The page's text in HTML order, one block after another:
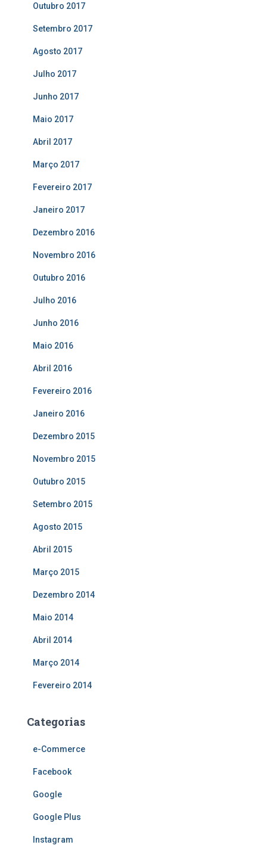
Outubro 2017
Setembro 2017
Agosto 2017
Julho 2017
Junho 2017
Maio 2017
Abril 2017
Março 2017
Fevereiro 2017
Janeiro 2017
Dezembro 2016
Novembro 2016
Outubro 2016
Julho 2016
Junho 2016
Maio 2016
Abril 2016
Fevereiro 2016
Janeiro 2016
Dezembro 2015
Novembro 2015
Outubro 2015
Setembro 2015
Agosto 2015
Abril 2015
Março 2015
Dezembro 2014
Maio 2014
Abril 2014
Março 2014
Fevereiro 2014
Categorias
e-Commerce
Facebook
Google
Google Plus
Instagram